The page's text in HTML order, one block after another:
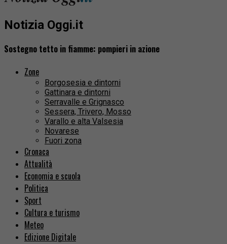
Notizia Oggi.it
Sostegno tetto in fiamme: pompieri in azione
Zone
Borgosesia e dintorni
Gattinara e dintorni
Serravalle e Grignasco
Sessera, Trivero, Mosso
Varallo e alta Valsesia
Novarese
Fuori zona
Cronaca
Attualità
Economia e scuola
Politica
Sport
Cultura e turismo
Meteo
Edizione Digitale